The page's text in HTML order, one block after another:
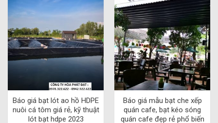
Báo giá bạt lót ao hồ HDPE
nuôi cá tôm giá rẻ, kỹ thuật
lót bạt hdpe 2023
Báo giá mẫu bạt che xếp
quán cafe, bạt kéo sóng
quán cafe đẹp rẻ phổ biến